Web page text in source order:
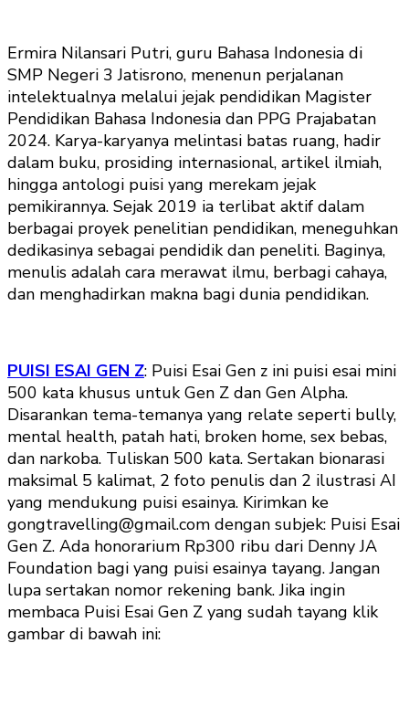
Ermira Nilansari Putri, guru Bahasa Indonesia di
SMP Negeri 3 Jatisrono, menenun perjalanan
intelektualnya melalui jejak pendidikan Magister
Pendidikan Bahasa Indonesia dan PPG Prajabatan
2024. Karya-karyanya melintasi batas ruang, hadir
dalam buku, prosiding internasional, artikel ilmiah,
hingga antologi puisi yang merekam jejak
pemikirannya. Sejak 2019 ia terlibat aktif dalam
berbagai proyek penelitian pendidikan, meneguhkan
dedikasinya sebagai pendidik dan peneliti. Baginya,
menulis adalah cara merawat ilmu, berbagi cahaya,
dan menghadirkan makna bagi dunia pendidikan.
PUISI ESAI GEN Z: Puisi Esai Gen z ini puisi esai mini
500 kata khusus untuk Gen Z dan Gen Alpha.
Disarankan tema-temanya yang relate seperti bully,
mental health, patah hati, broken home, sex bebas,
dan narkoba. Tuliskan 500 kata. Sertakan bionarasi
maksimal 5 kalimat, 2 foto penulis dan 2 ilustrasi AI
yang mendukung puisi esainya. Kirimkan ke
gongtravelling@gmail.com dengan subjek: Puisi Esai
Gen Z. Ada honorarium Rp300 ribu dari Denny JA
Foundation bagi yang puisi esainya tayang. Jangan
lupa sertakan nomor rekening bank. Jika ingin
membaca Puisi Esai Gen Z yang sudah tayang klik
gambar di bawah ini: